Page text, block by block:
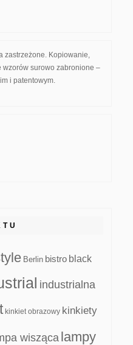
zastrzeżone. Kopiowanie,
surowo zabronione –
i patentowym.
Berlin bistro black
industrialna
kinkiet obrazowy kinkiety
wisząca lampy